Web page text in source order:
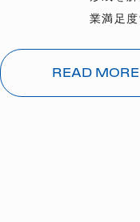
業満足
HUNT
で27卒
READ MORE